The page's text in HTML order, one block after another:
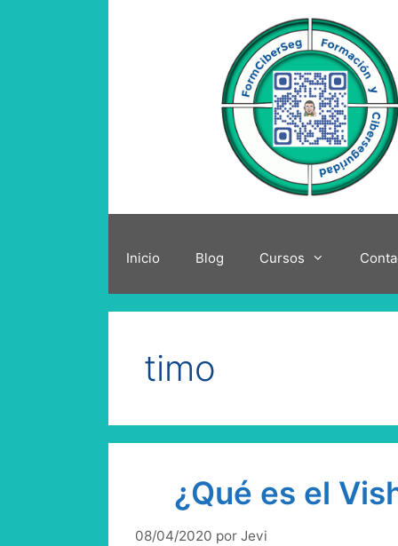
Inicio Blog Cursos
timo
¿Qué es el
08/04/2020 por Jevi